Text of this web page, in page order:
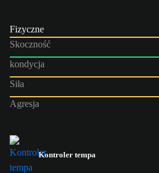
Fizyczne
Skoczność
kondycja
Siła
Agresja
Kontroler tempa